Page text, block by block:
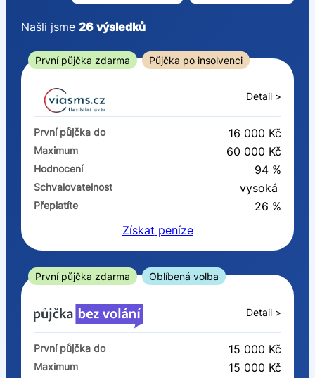
Od
První půjčka zdarma
–
ano
Ve zkušebce
ano
ne
V exekuci
ano
ne
Našli jsme26 výsledků
První půjčka zdarma Půjčka po insolvenci
Detail >
První půjčka do 16 000 Kč
Maximum 60 000 Kč
Hodnocení 94 %
Schvalovatelnost vysoká
Přeplatíte
26 %
Získat peníze
První půjčka zdarma Oblíbená volba
Detail >
První půjčka do 15 000 Kč
Maximum 15 000 Kč